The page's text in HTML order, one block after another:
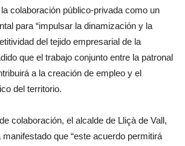
colaboración público-privada como un
para “impulsar la dinamización y la
del tejido empresarial de la
que el trabajo conjunto entre la patronal
a la creación de empleo y el
del territorio.
colaboración, el alcalde de Lliçà de Vall,
que “este acuerdo permitirá